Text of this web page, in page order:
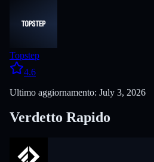
Topstep
4.6
Ultimo aggiornamento: July 3, 2026
Verdetto Rapido